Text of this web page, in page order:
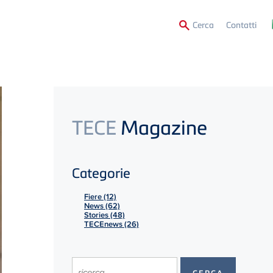
Cerca Contatti
TECE Magazine
Categorie
Fiere (12)
News (62)
Stories (48)
TECEnews (26)